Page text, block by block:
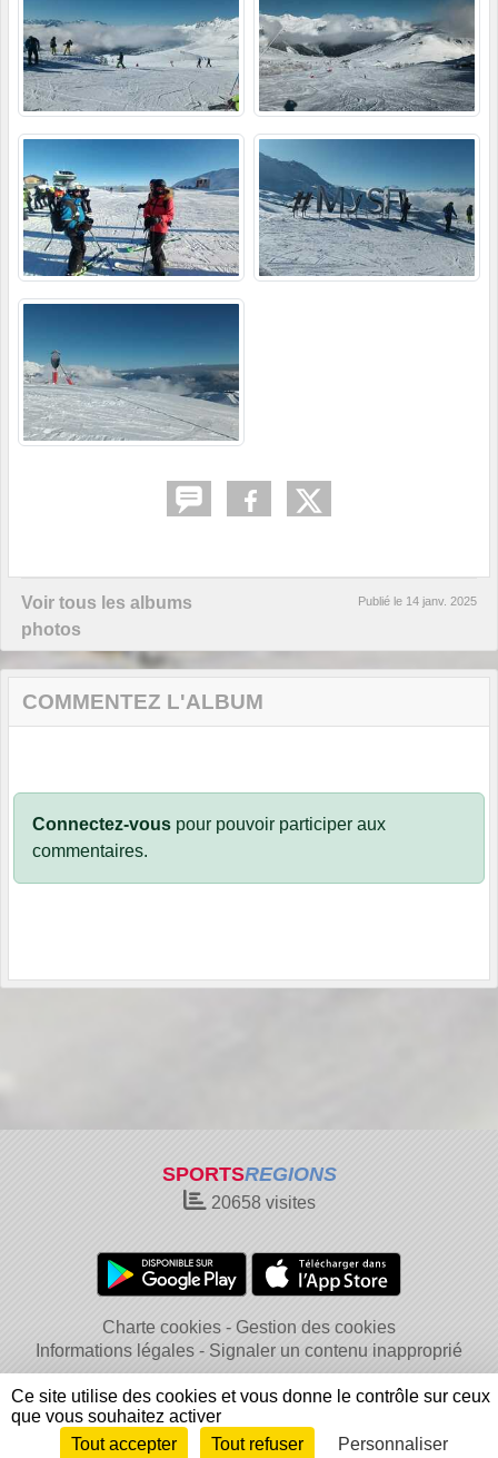
Voir tous les albums
photos
Publié le 14 janv. 2025
COMMENTEZ L'ALBUM
Connectez-vous pour pouvoir participer aux
commentaires.
SPORTSREGIONS
20658visites
Charte cookies
Gestion des cookies
Informations légales
Signaler un contenu inapproprié
Envie de participer ? Connexion
Ce site utilise des cookies et vous donne le contrôle sur ceux
que vous souhaitez activer
Tout accepter
Tout refuser Personnaliser